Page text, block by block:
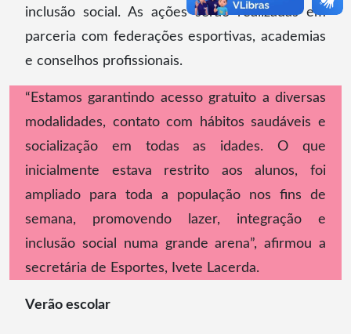
inclusão social. As ações serão realizadas em
parceria com federações esportivas, academias
e conselhos profissionais.
“Estamos garantindo acesso gratuito a diversas
modalidades, contato com hábitos saudáveis e
socialização em todas as idades. O que
inicialmente estava restrito aos alunos, foi
ampliado para toda a população nos fins de
semana, promovendo lazer, integração e
inclusão social numa grande arena”, afirmou a
secretária de Esportes, Ivete Lacerda.
Verão escolar